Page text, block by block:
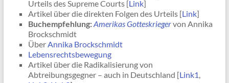
Urteils des Supreme Courts [Link]
Artikel über die direkten Folgen des Urteils [Link]
Buchempfehlung:Amerikas Gotteskriegervon Annika
Brockschmidt
ÜberAnnika Brockschmidt
Lebensrechtsbewegung
Artikel über die Radikalisierung von
Abtreibungsgegner – auch in Deutschland [Link1,